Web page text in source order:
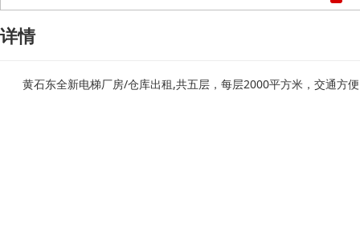
详情
黄石东全新电梯厂房/仓库出租,共五层，每层2000平方米，交通方